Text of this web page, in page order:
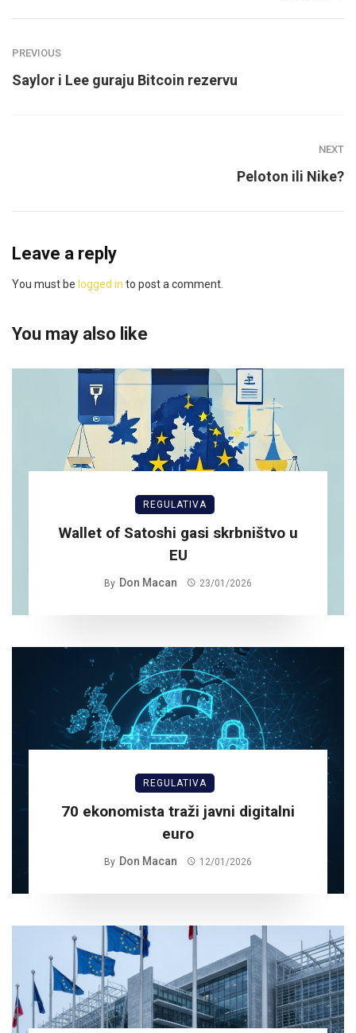
PREVIOUS
Saylor i Lee guraju Bitcoin rezervu
NEXT
Peloton ili Nike?
Leave a reply
You must be logged in to post a comment.
You may also like
REGULATIVA
Wallet of Satoshi gasi skrbništvo u
EU
By Don Macan 23/01/2026
REGULATIVA
70 ekonomista traži javni digitalni
euro
By Don Macan 12/01/2026